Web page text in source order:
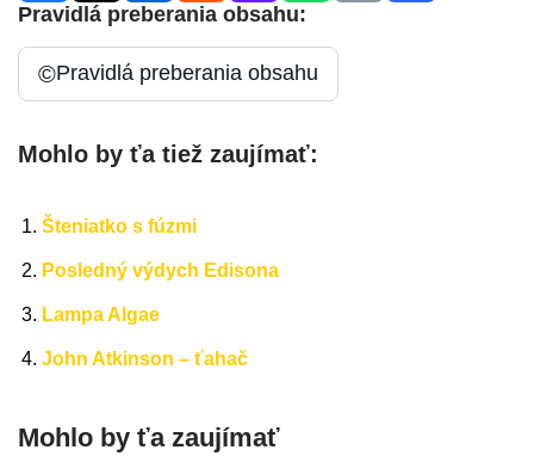
Pravidlá preberania obsahu:
©Pravidlá preberania obsahu
Mohlo by ťa tiež zaujímať:
Šteniatko s fúzmi
Posledný výdych Edisona
Lampa Algae
John Atkinson – ťahač
Mohlo by ťa zaujímať